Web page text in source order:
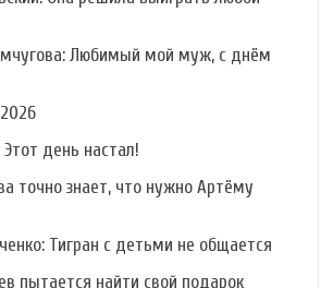
Любимый мой муж, с днём
день настал!
точно знает, что нужно Артёму
Тигран с детьми не общается
пытается найти свой подарок